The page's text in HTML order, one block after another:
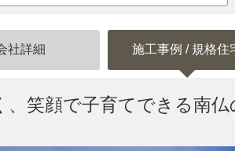
社詳細 施工事例 / 規格住
、笑顔で子育てできる南仏